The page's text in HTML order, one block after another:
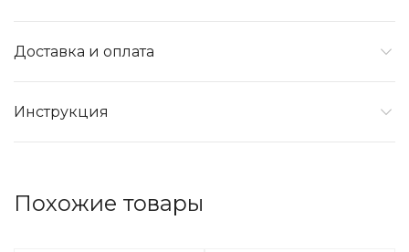
Доставка и оплата
Инструкция
Похожие товары